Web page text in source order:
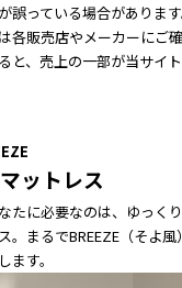
誤っている場合がありま
各販売店やメーカーにご
と、売上の一部が当サイ
ットレス
たに必要なのは、ゆっく
。まるでBREEZE（そよ風
す。